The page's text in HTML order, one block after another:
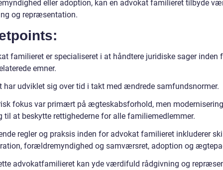
eller adoption, kan en advokat familieret tilbyde
og repræsentation.
familieret er specialiseret i at håndtere juridiske sager inden
emner.
har udviklet sig over tid i takt med ændrede samfundsnormer.
fokus var primært på ægteskabsforhold, men
til at beskytte rettighederne for alle familiemedlemmer.
regler og praksis inden for advokat familieret inkluderer
forældremyndighed og samværsret, adoption og
advokatfamilieret kan yde værdifuld rådgivning og